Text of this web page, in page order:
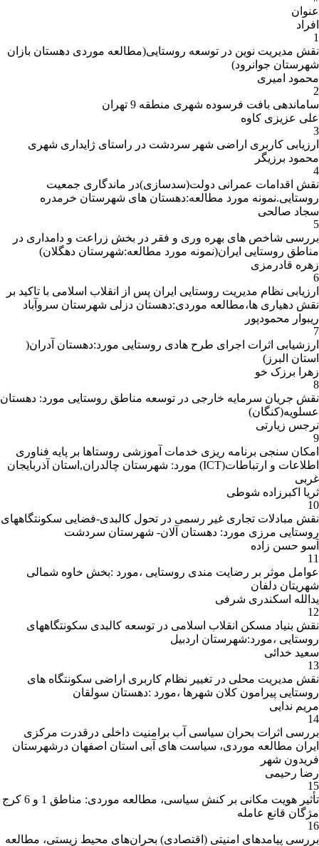
آموزشی
سال 1361
سوابق
شغلی
(اجرایی)
سوایق
تدریس
(درس‌های
ارائه مقاله
در
همایش‌های
علمی
1395، شماره 50
3. بررسی تاثیر تصمیمات سیاسی بر ناپایداری و
تحولات ساختاری زمین و مسکن شهری ناشی از
4. تحلیل کنش های امنیتی منطقه خلیج فارس بر
1392، شماره 4
عنوان
افراد
1
نقش مدیریت نوین در توسعه روستایی(مطالعه موردی دهستان بازان
شهرستان جوانرود)
محمود امیری
2
ساماندهی بافت فرسوده شهری منطقه 9 تهران
علی عزیزی کاوه
3
ارزیابی کاربری اراضی شهر سردشت در راستای ژایداری شهری
محمود برزیگر
4
نقش اقدامات عمرانی دولت(سدسازی)در ماندگاری جمعیت
روستایی.نمونه مورد مطالعه:دهستان های شهرستان خرمدره
سجاد صالحی
5
بررسی شاخص های بهره وری و فقر در بخش زراعت و دامداری در
مناطق روستایی ایران(نمونه مورد مطالعه:شهرستان دهگلان)
زهره قادرمزی
6
ارزیابی نظام مدیریت روستایی ایران پس از انقلاب اسلامی با تاکید بر
نقش دهیاری ها،مطالعه موردی:دهستان دزلی شهرستان سروآباد
ریبوار محمودپور
7
ارزشیابی اثرات اجرای طرح هادی روستایی مورد:دهستان آدران(
استان البرز)
زهرا برزک خو
8
نقش جریان سرمایه خارجی در توسعه مناطق روستایی مورد: دهستان
عسلویه(کنگان)
نرجس زیارتی
9
امکان سنجی برنامه ریزی خدمات آموزشی روستاها بر پایه فناوری
اطلاعات و ارتباطات(ICT) مورد: شهرستان چالدران,استان آذربایجان
غربی
ثریا اکبرزاده شوطی
10
نقش مبادلات تجاری غیر رسمی در تحول کالبدی-فضایی سکونتگاههای
روستایی مرزی مورد: دهستان آلان- شهرستان سردشت
آسو حسن زاده
11
عوامل موثر بر رضایت مندی روستایی ،مورد :بخش خاوه شمالی
شهریتان دلفان
یدالله اسکندری شرفی
12
نقش بنیاد مسکن انقلاب اسلامی در توسعه کالبدی سکونتگاههای
روستایی ،مورد:شهرستان اردبیل
سعید خدائی
13
نقش مدیریت محلی در تغییر نظام کاربری اراضی سکونتگاه های
روستایی پیرامون کلان شهرها ،مورد :دهستان سولقان
مریم ندایی
14
بررسی اثرات بحران سیاسی آب برامنیت داخلی درقدرت مرکزی
ایران مطالعه موردی، سیاست های آبی استان اصفهان درشهرستان
فریدون شهر
رضا رحیمی
15
تأثیر هویت مکانی بر کنش سیاسی، مطالعه موردی: مناطق 1 و 6 کرج
مژگان قانع عامله
16
بررسی پیامدهای امنیتی (اقتصادی) بحران‌های محیط زیستی، مطالعه